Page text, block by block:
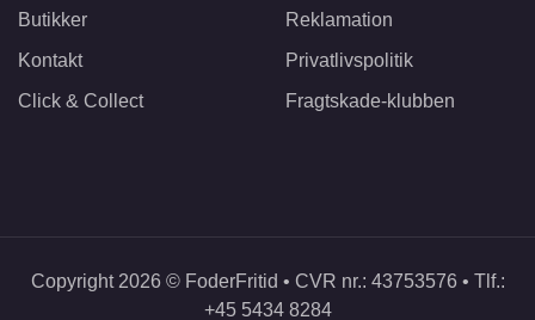
Butikker
Kontakt
Click & Collect
Reklamation
Privatlivspolitik
Fragtskade-klubben
Copyright 2026 © FoderFritid • CVR nr.: 43753576 • Tlf.:
+45 5434 8284